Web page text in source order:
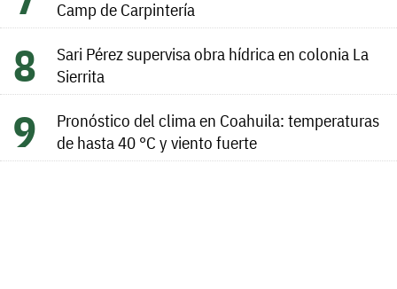
Camp de Carpintería
Sari Pérez supervisa obra hídrica en colonia La
Sierrita
Pronóstico del clima en Coahuila: temperaturas
de hasta 40 °C y viento fuerte